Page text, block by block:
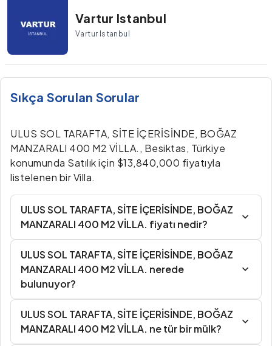
Vartur Istanbul
Vartur Istanbul
Sıkça Sorulan Sorular
ULUS SOL TARAFTA, SİTE İÇERİSİNDE, BOĞAZ
MANZARALI 400 M2 VİLLA., Besiktas, Türkiye
konumunda Satılık için $13,840,000 fiyatıyla
listelenen bir Villa.
ULUS SOL TARAFTA, SİTE İÇERİSİNDE, BOĞAZ
MANZARALI 400 M2 VİLLA. fiyatı nedir?
ULUS SOL TARAFTA, SİTE İÇERİSİNDE, BOĞAZ
MANZARALI 400 M2 VİLLA. nerede
bulunuyor?
ULUS SOL TARAFTA, SİTE İÇERİSİNDE, BOĞAZ
MANZARALI 400 M2 VİLLA. ne tür bir mülk?